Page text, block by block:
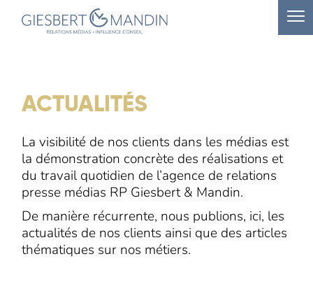
ACTUALITÉS
La visibilité de nos clients dans les médias est
la démonstration concrète des réalisations et
du travail quotidien de l’agence de relations
presse médias RP Giesbert & Mandin.
De manière récurrente, nous publions, ici, les
actualités de nos clients ainsi que des articles
thématiques sur nos métiers.